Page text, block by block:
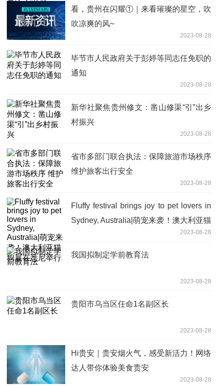
看，贵州在闪耀①｜来看璀璨的星空，吹
吹凉爽的风~
2023-08-28
毕节市人民政府关于彭婷等同志任免职的
通知
2023-08-28
新华社聚焦贵州修文：凿山修渠“引”出乡
村振兴
2023-08-28
省市多部门联合执法：保障旅游市场秩序
维护旅客出行安全
2023-08-28
Fluffy festival brings joy to pet lovers in
Sydney, Australia|萌宠来袭！澳大利亚猫
2023-08-28
我国拟制定学前教育法
2023-08-28
贵阳市乌当区任命1名副区长
2023-08-28
Hi贵安｜贵安烟火气，感受新活力！网络
达人带你体验美食贵安
2023-08-28